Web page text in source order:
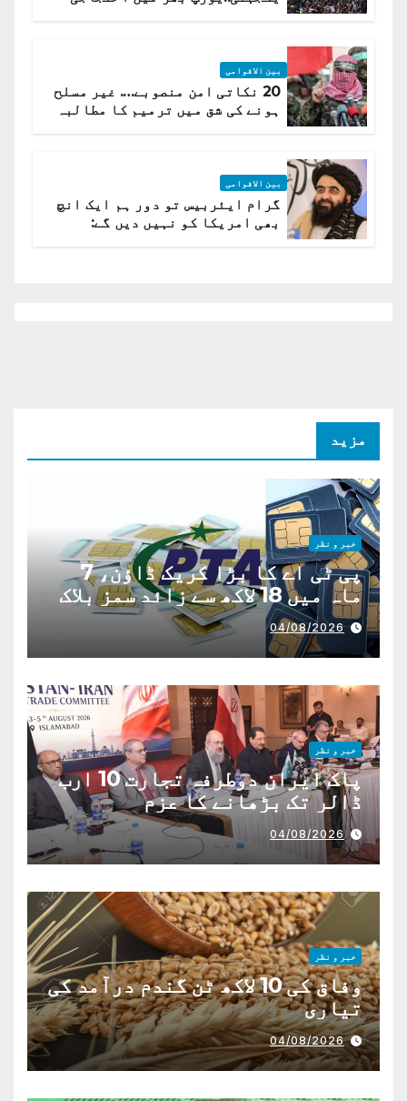
بین الاقوامی
20 نکاتی امن منصوبے…. غیر مسلح
ہونے کی شق میں ترمیم کا مطالبہ
بین الاقوامی
گرام ایئربیس تو دور ہم ایک انچ
بھی امریکا کو نہیں دیں گے:
مزید
خبر و نظر
پی ٹی اے کا بڑا کریک ڈاؤن، 7
ماہ میں 18 لاکھ سے زائد سمز بلاک
04/08/2026
خبر و نظر
پاک ایران دوطرفہ تجارت 10 ارب
ڈالر تک بڑھانے کا عزم
04/08/2026
خبر و نظر
وفاق کی 10 لاکھ ٹن گندم درآمد کی
تیاری
04/08/2026